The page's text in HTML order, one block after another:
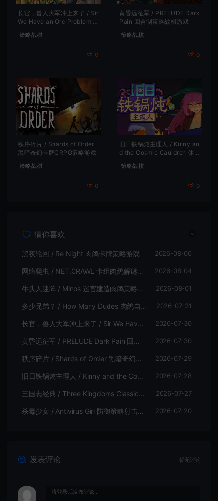
长官，兽人大军冲上来了 / Sir
We Have an Orc Problem 增
策略战棋
0
黄昏远征军 / PRELUDE Dark
Pain 回合制策略战棋游戏
策略战棋
0
秩序碎片 / Shards of Order
黑暗奇幻卡牌CRPG策略游戏
策略战棋
0
旧日铁锅炖主理人 / Kinny an
d the Cosmic Cauldron 休闲
策略战棋
0
猜你喜欢
黑夜轮回 / Re Night 肉鸽卡牌策略游戏 2026-08-06
网络爬虫 / NET.CRAWL 卡组肉鸽解谜策略游戏 2026-08-04
牛头人迷阵 / Minos 迷宫建造肉鸽策略游戏 2026-08-01
多少兄弟？ / How Many Dudes 肉鸽自走棋游戏 2026-07-31
长官，兽人大军冲上来了 / Sir We Have an Orc Problem 增量塔防游戏 2026-07-30
黄昏远征军 / PRELUDE Dark Pain 回合制策略战棋游戏 2026-07-30
秩序碎片 / Shards of Order 黑暗奇幻卡牌CRPG策略游戏 2026-07-29
旧日铁锅炖主理人 / Kinny and the Cosmic Cauldron 休闲卡片肉鸽策略游戏 2026-07-28
三国志经典 / Three Kingdoms Classic 回合制大战略游戏 2026-07-27
杀毒少女 / Antivirus Girl 防御策略射击游戏 2026-07-20
发表评论 暂无评论